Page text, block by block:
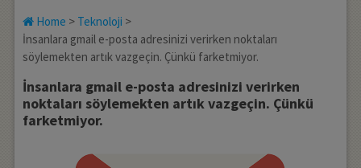
Home > Teknoloji >
İnsanlara gmail e-posta adresinizi verirken noktaları
söylemekten artık vazgeçin. Çünkü farketmiyor.
İnsanlara gmail e-posta adresinizi verirken
noktaları söylemekten artık vazgeçin. Çünkü
farketmiyor.